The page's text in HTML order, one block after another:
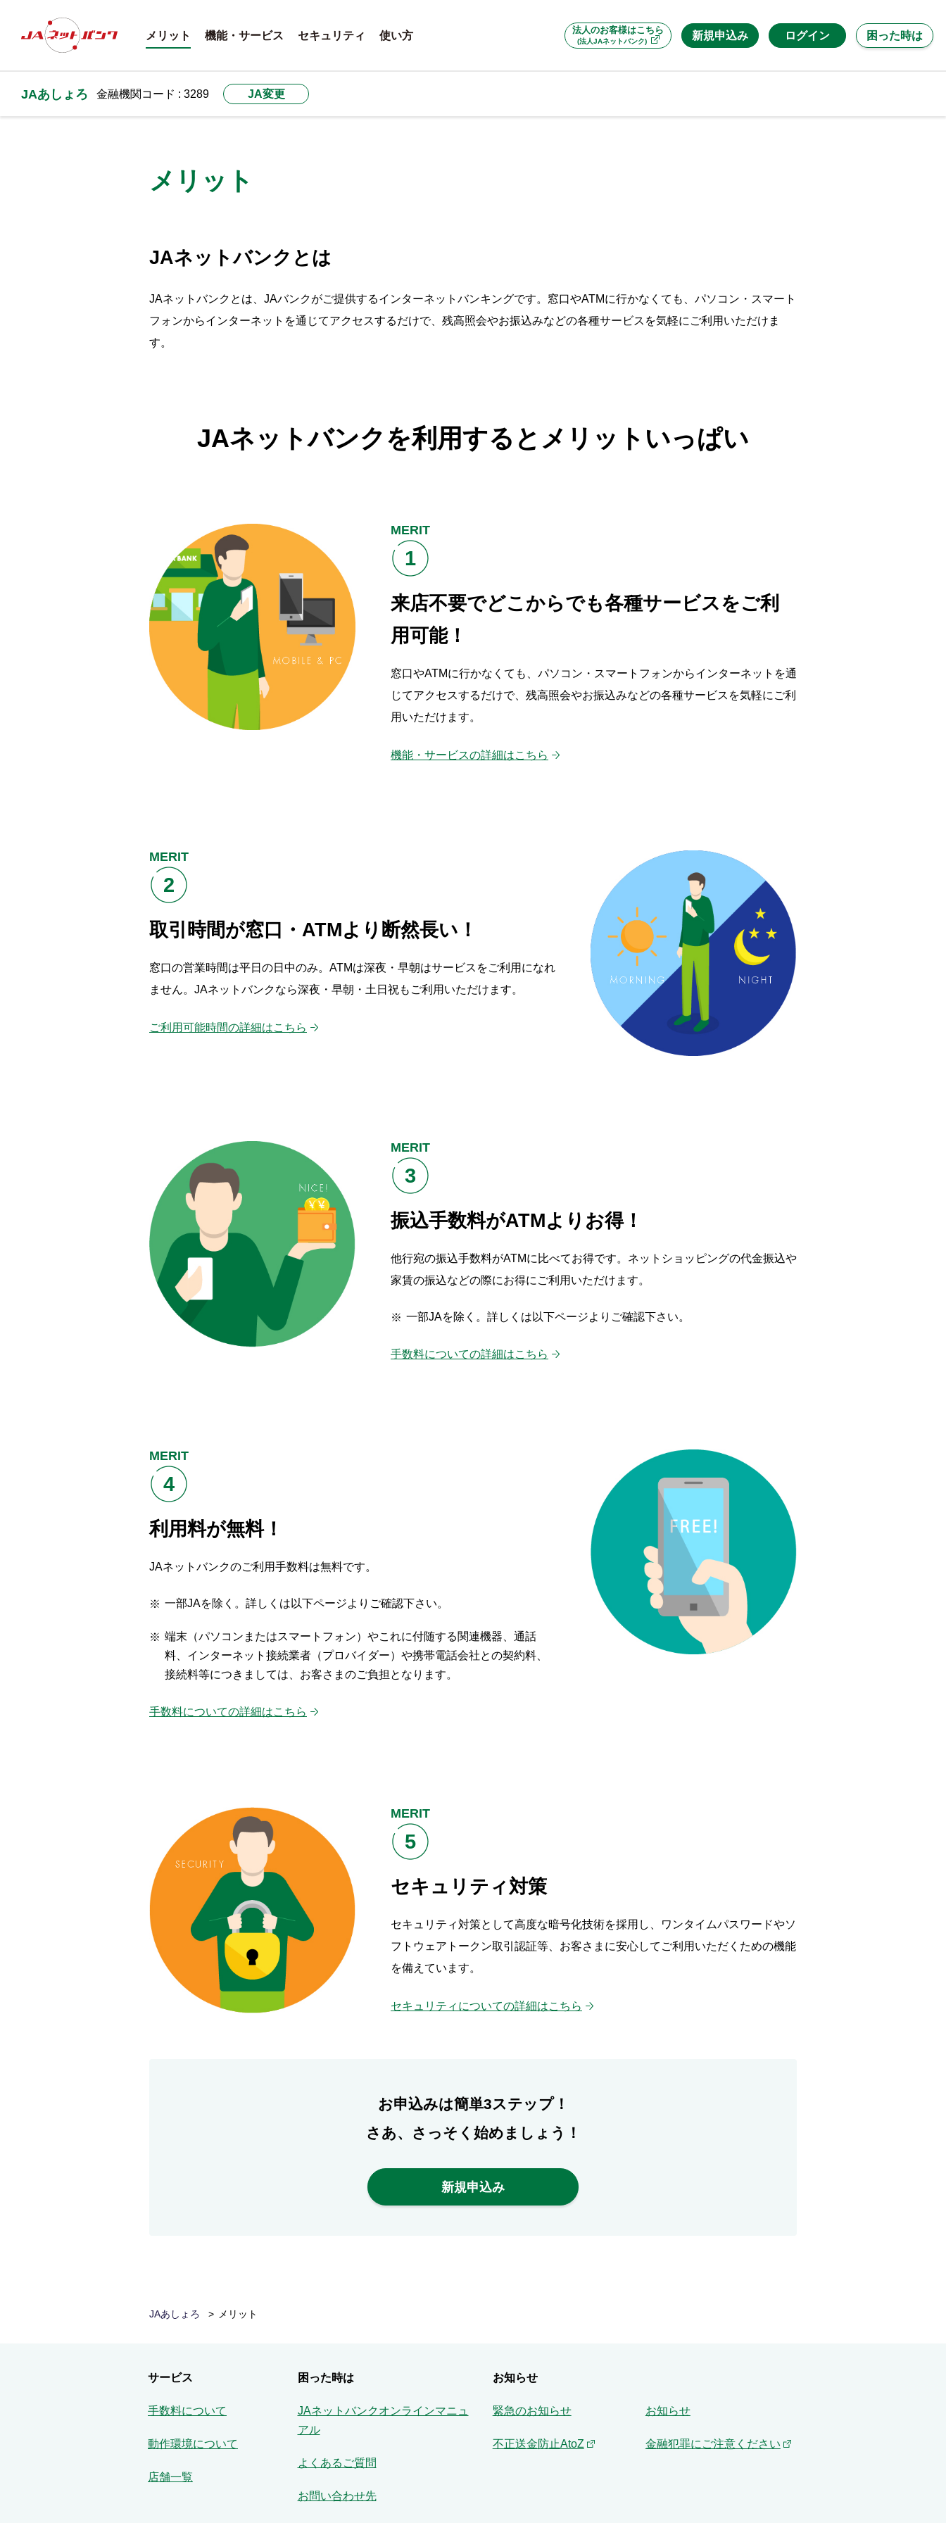
法人のお客様はこちら
(法人JAネットバンク) 新規申込み
メリット 機能・サービス セキュリティ 使い方 ログイン 困った時は
JAあしょろ 金融機関コード : 3289 JA変更
メリット
JAネットバンクとは
JAネットバンクとは、JAバンクがご提供するインターネットバンキングです。窓口やATMに行かなくても、パソコン・スマート
フォンからインターネットを通じてアクセスするだけで、残高照会やお振込みなどの各種サービスを気軽にご利用いただけま
す。
JAネットバンクを利用すると メリットいっぱい
MERIT
1
来店不要でどこからでも各種サービスをご利
用可能！
窓口やATMに行かなくても、パソコン・スマートフォンからインターネットを通
じてアクセスするだけで、残高照会やお振込みなどの各種サービスを気軽にご利
用いただけます。
機能・サービスの詳細はこちら
MERIT
2
取引時間が窓口・ATMより 断然長い！
窓口の営業時間は平日の日中のみ。ATMは深夜・早朝はサービスをご利用になれ
ません。JAネットバンクなら深夜・早朝・土日祝もご利用いただけます。
ご利用可能時間の詳細はこちら
MERIT
3
振込手数料がATMよりお得！
他行宛の振込手数料がATMに比べてお得です。ネットショッピングの代金振込や
家賃の振込などの際にお得にご利用いただけます。
一部JAを除く。詳しくは以下ページよりご確認下さい。
手数料についての詳細はこちら
MERIT
4
利用料が無料！
JAネットバンクのご利用手数料は無料です。
一部JAを除く。詳しくは以下ページよりご確認下さい。
端末（パソコンまたはスマートフォン）やこれに付随する関連機器、通話
料、インターネット接続業者（プロバイダー）や携帯電話会社との契約料、
接続料等につきましては、お客さまのご負担となります。
手数料についての詳細はこちら
MERIT
5
セキュリティ対策
セキュリティ対策として高度な暗号化技術を採用し、ワンタイムパスワードやソ
フトウェアトークン取引認証等、お客さまに安心してご利用いただくための機能
を備えています。
セキュリティについての詳細はこちら
お申込みは簡単3ステップ！
さあ、さっそく始めましょう！
新規申込み
JAあしょろ メリット
サービス
手数料について
動作環境について
店舗一覧
困った時は
JAネットバンクオンラインマニュ
アル
よくあるご質問
お問い合わせ先
お知らせ
緊急のお知らせ お知らせ
不正送金防止AtoZ 金融犯罪にご注意ください